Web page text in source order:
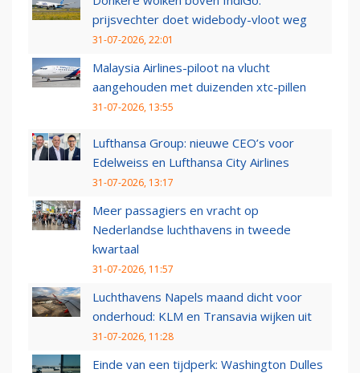
prijsvechter doet widebody-vloot weg
31-07-2026, 22:01
Malaysia Airlines-piloot na vlucht
aangehouden met duizenden xtc-pillen
31-07-2026, 13:55
Lufthansa Group: nieuwe CEO’s voor
Edelweiss en Lufthansa City Airlines
31-07-2026, 13:17
Meer passagiers en vracht op
Nederlandse luchthavens in tweede
kwartaal
31-07-2026, 11:57
Luchthavens Napels maand dicht voor
onderhoud: KLM en Transavia wijken uit
31-07-2026, 11:28
Einde van een tijdperk: Washington Dulles